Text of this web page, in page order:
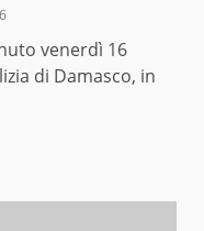
venerdì 16
di Damasco, in